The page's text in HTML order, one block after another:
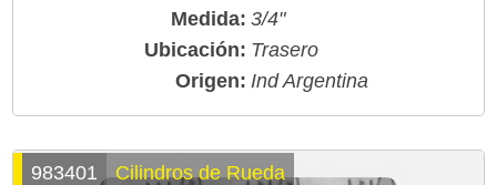
Medida: 3/4"
Ubicación: Trasero
Origen: Ind Argentina
983401 Cilindros de Rueda